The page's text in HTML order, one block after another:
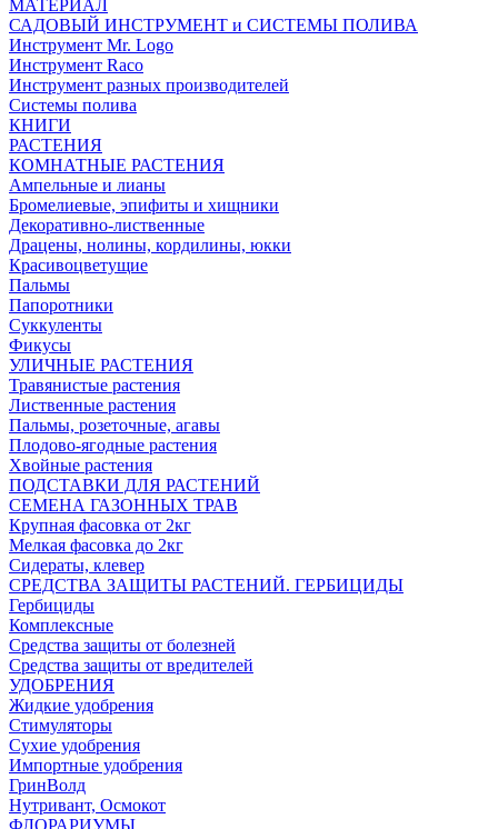
МАТЕРИАЛ
САДОВЫЙ ИНСТРУМЕНТ и СИСТЕМЫ ПОЛИВА
Инструмент Mr. Logo
Инструмент Raco
Инструмент разных производителей
Системы полива
КНИГИ
РАСТЕНИЯ
КОМНАТНЫЕ РАСТЕНИЯ
Ампельные и лианы
Бромелиевые, эпифиты и хищники
Декоративно-лиственные
Драцены, нолины, кордилины, юкки
Красивоцветущие
Пальмы
Папоротники
Суккуленты
Фикусы
УЛИЧНЫЕ РАСТЕНИЯ
Травянистые растения
Лиственные растения
Пальмы, розеточные, агавы
Плодово-ягодные растения
Хвойные растения
ПОДСТАВКИ ДЛЯ РАСТЕНИЙ
СЕМЕНА ГАЗОННЫХ ТРАВ
Крупная фасовка от 2кг
Мелкая фасовка до 2кг
Сидераты, клевер
СРЕДСТВА ЗАЩИТЫ РАСТЕНИЙ. ГЕРБИЦИДЫ
Гербициды
Комплексные
Средства защиты от болезней
Средства защиты от вредителей
УДОБРЕНИЯ
Жидкие удобрения
Стимуляторы
Сухие удобрения
Импортные удобрения
ГринВолд
Нутривант, Осмокот
ФЛОРАРИУМЫ